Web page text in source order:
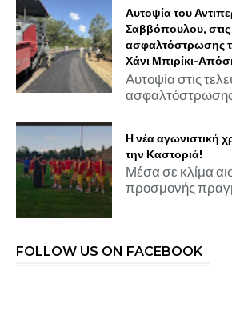
Αυτοψία του
Σαββόπουλου, στις
ασφαλτόστρωσης
Χάνι Μπιρίκι-
Αυτοψία στις
ασφαλτόστρωσης
Η νέα αγωνιστική
την Καστοριά!
Μέσα σε κλίμα
προσμονής
FOLLOW US ON FACEBOOK